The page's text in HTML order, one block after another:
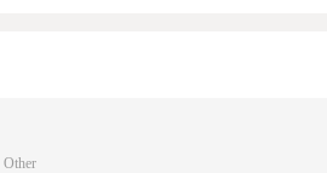
Other